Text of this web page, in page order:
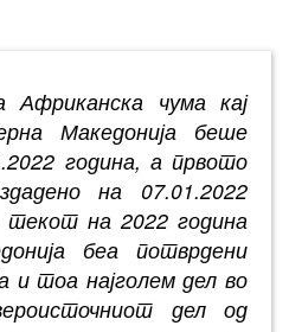
Африканска чума кај
Македонија беше
година, а првото
на 07.01.2022
на 2022 година
беа потврдени
и тоа најголем дел во
дел од